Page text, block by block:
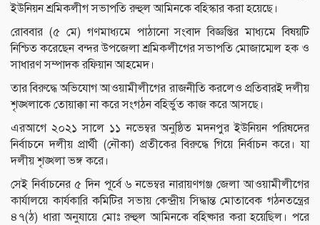
ইউনিয়ন শ্রমিকলীগ সভাপতি রুহুল আমিনকে বহিস্কার করা হয়েছে।
রোববার (৫ মে) গণমাধ্যমে পাঠানো সংবাদ বিজ্ঞপ্তির মাধ্যমে বিষয়টি
নিশ্চিত করেছেন বন্দর উপজেলা শ্রমিকলীগের সভাপতি মোজাম্মেল হক ও
সাধারণ সম্পাদক রফিয়ান আহমেদ।
তার বিরুদ্ধে অভিযোগ আওয়ামীলীগের রাজনীতি করলেও প্রতিবারই দলীয়
শৃঙ্খলাকে তোয়াক্কা না করে সংগঠন বহির্ভুত কাজ করে আসছে।
এরআগে ২০২১ সালে ১১ নভেম্বর অনুষ্ঠিত মদনপুর ইউনিয়ন পরিষদের
নির্বাচনে দলীয় প্রার্থী (নৌকা) প্রতীকের বিরুদ্ধে গিয়ে নির্বাচন করে। যা
দলীয় শৃঙ্খলা ভঙ্গ করে।
সেই নির্বাচনের ৫ দিন পূর্বে ৬ নভেম্বর নারায়ণগঞ্জ জেলা আওয়ামীলীগের
কার্যালয়ে কার্যকারি কমিটির সভায় কেন্দ্রীয় সিদ্ধান্ত মোতাবেক গঠনতন্ত্রের
৪৭(ঠ) ধারা অনুযায়ে মোঃ রুহুল আমিনকে বহিষ্কার করা হয়েছিল। পরে